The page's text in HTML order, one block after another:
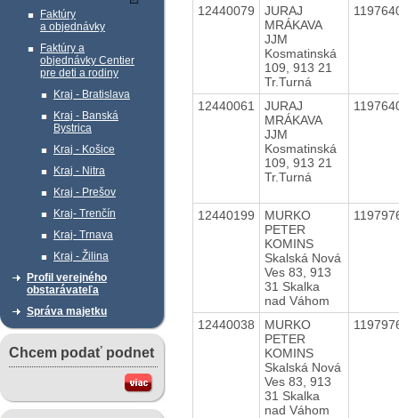
Faktúry
a objednávky
Faktúry a
objednávky Centier
pre deti a rodiny
Kraj - Bratislava
Kraj - Banská
Bystrica
Kraj - Košice
Kraj - Nitra
Kraj - Prešov
Kraj- Trenčín
Kraj- Trnava
Kraj - Žilina
Profil verejného
obstarávateľa
Správa majetku
Chcem podať podnet
12440079
JURAJ
MRÁKAVA
JJM
Kosmatinská
109, 913 21
Tr.Turná
12440061
JURAJ
MRÁKAVA
JJM
Kosmatinská
109, 913 21
Tr.Turná
12440199
MURKO
PETER
KOMINS
Skalská Nová
Ves 83, 913
31 Skalka
nad Váhom
12440038
MURKO
PETER
KOMINS
Skalská Nová
Ves 83, 913
31 Skalka
nad Váhom